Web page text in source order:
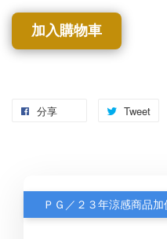
加入購物車
分享 Tweet